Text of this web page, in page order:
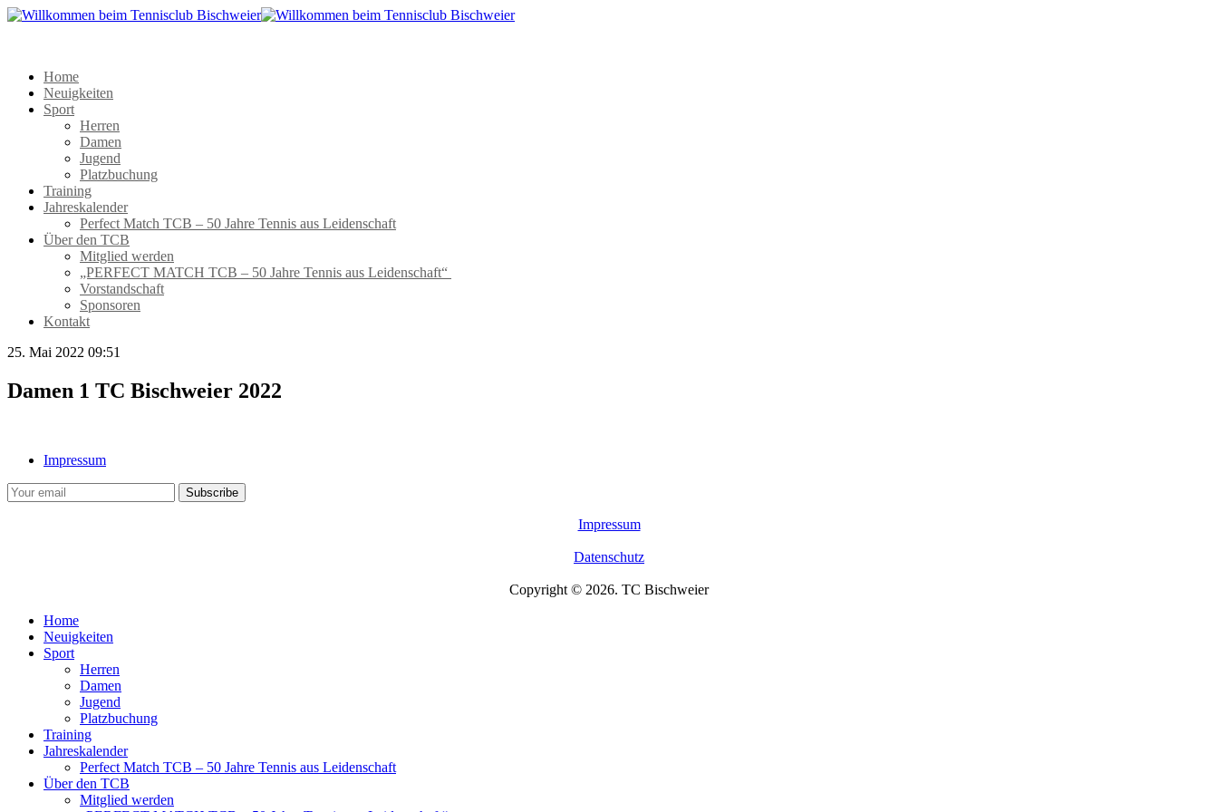
Home
Neuigkeiten
Sport
Herren
Damen
Jugend
Platzbuchung
Training
Jahreskalender
Perfect Match TCB – 50 Jahre Tennis aus Leidenschaft
Über den TCB
Mitglied werden
„PERFECT MATCH TCB – 50 Jahre Tennis aus Leidenschaft“
Vorstandschaft
Sponsoren
Kontakt
25. Mai 2022 09:51
Damen 1 TC Bischweier 2022
Impressum
Impressum
Datenschutz
Copyright © 2026. TC Bischweier
Home
Neuigkeiten
Sport
Herren
Damen
Jugend
Platzbuchung
Training
Jahreskalender
Perfect Match TCB – 50 Jahre Tennis aus Leidenschaft
Über den TCB
Mitglied werden